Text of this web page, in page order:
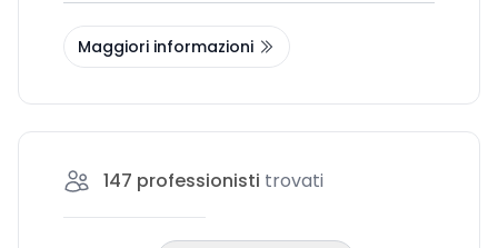
calcolarle, oltre a come la contabilità può
semplificare questo processo. Scopriremo
Maggiori informazioni
147 professionisti trovati